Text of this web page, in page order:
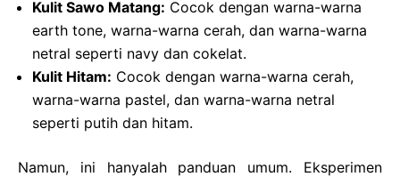
Kulit Sawo Matang: Cocok dengan warna-warna
earth tone, warna-warna cerah, dan warna-warna
netral seperti navy dan cokelat.
Kulit Hitam: Cocok dengan warna-warna cerah,
warna-warna pastel, dan warna-warna netral
seperti putih dan hitam.
Namun, ini hanyalah panduan umum. Eksperimen